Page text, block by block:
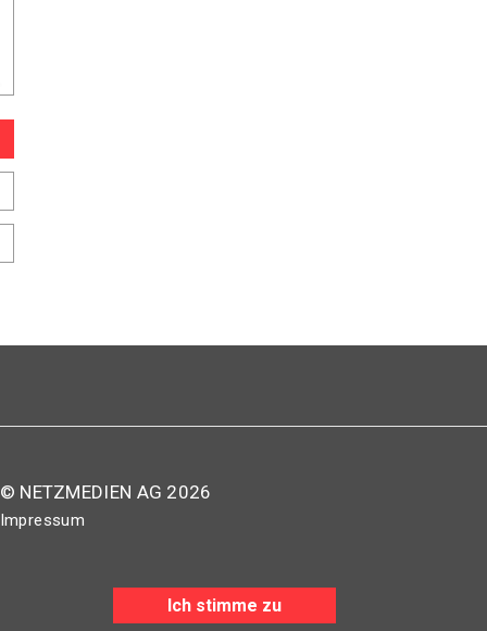
© NETZMEDIEN AG 2026
Impressum
Ich stimme zu